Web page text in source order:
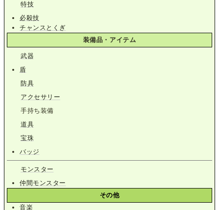
特技
必殺技
チャンスとくぎ
装備品・アイテム
武器
盾
防具
アクセサリー
手持ち装備
道具
宝珠
バッジ
モンスター
仲間モンスター
その他
音楽